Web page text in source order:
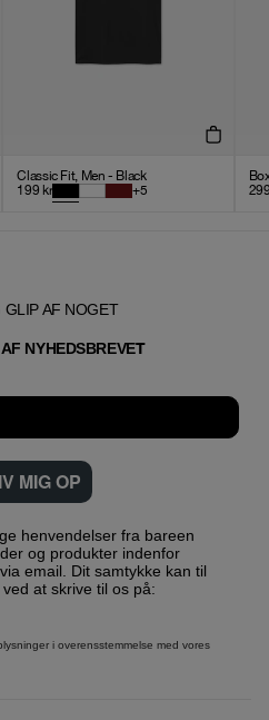
Classic Fit, Men - Black
199 kr +5
GLIP AF NOGET
NYHEDSBREVET
MIG OP
henvendelser fra bareen
og produkter indenfor
kan til
at skrive til os på:
i overensstemmelse med vores